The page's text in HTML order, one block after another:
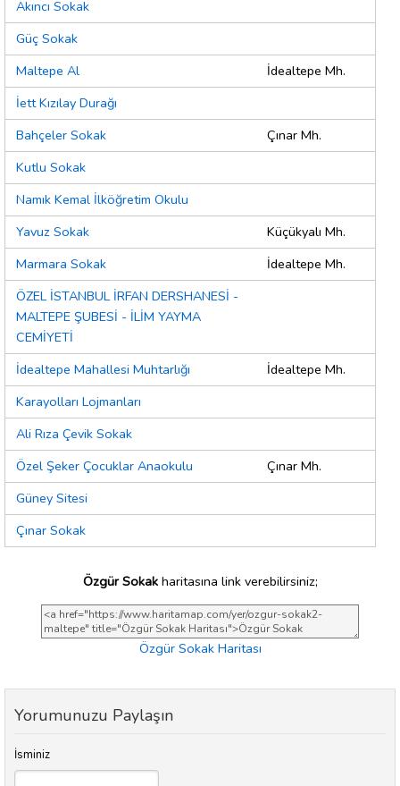
Akıncı Sokak
Güç Sokak
Maltepe Al
İdealtepe Mh.
İett Kızılay Durağı
Bahçeler Sokak
Çınar Mh.
Kutlu Sokak
Namık Kemal İlköğretim Okulu
Yavuz Sokak
Küçükyalı Mh.
Marmara Sokak
İdealtepe Mh.
ÖZEL İSTANBUL İRFAN DERSHANESİ -
MALTEPE ŞUBESİ - İLİM YAYMA
CEMİYETİ
İdealtepe Mahallesi Muhtarlığı
İdealtepe Mh.
Karayolları Lojmanları
Ali Rıza Çevik Sokak
Özel Şeker Çocuklar Anaokulu
Çınar Mh.
Güney Sitesi
Çınar Sokak
Özgür Sokakharitasına link verebilirsiniz;
Özgür Sokak Haritası
Yorumunuzu Paylaşın
İsminiz